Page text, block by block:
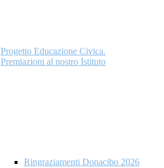
Progetto Educazione Civica.
Premiazioni al nostro Istituto
Ringraziamenti Donacibo 2026